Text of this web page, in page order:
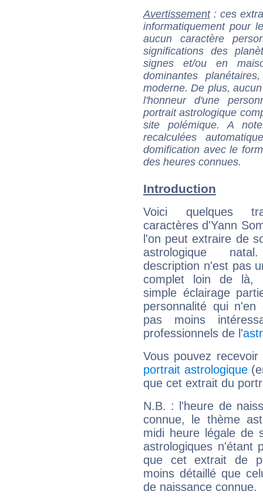
Avertissement: ces
informatiquement pour
aucun caractère
significations des
signes et/ou en
dominantes
moderne. De plus,
l'honneur d'une
portrait astrologique
site polémique. A
recalculées
domification avec le
des heures connues.
Introduction
Voici quelques
caractères d'Yann
l'on peut extraire de
astrologique
description n'est pas
complet loin de là,
simple éclairage
personnalité qui n'en
pas moins
professionnels de l'
Vous pouvez
portrait astrologique
que cet extrait du
N.B. : l'heure de
connue, le thème
midi heure légale de
astrologiques n'étant
que cet extrait de
moins détaillé que
de naissance connue.